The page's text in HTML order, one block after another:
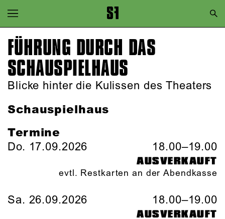
Zur Hauptnavigation springen
Zum Hauptinhalt springen
Zum Footer springen
FÜHRUNG DURCH DAS
SCHAUSPIEL­HAUS
Blicke hinter die Kulissen des Theaters
Schauspielhaus
Termine
Do. 17.09.2026 18.00–19.00
AUSVERKAUFT
evtl. Restkarten an der Abendkasse
Sa. 26.09.2026 18.00–19.00
AUSVERKAUFT